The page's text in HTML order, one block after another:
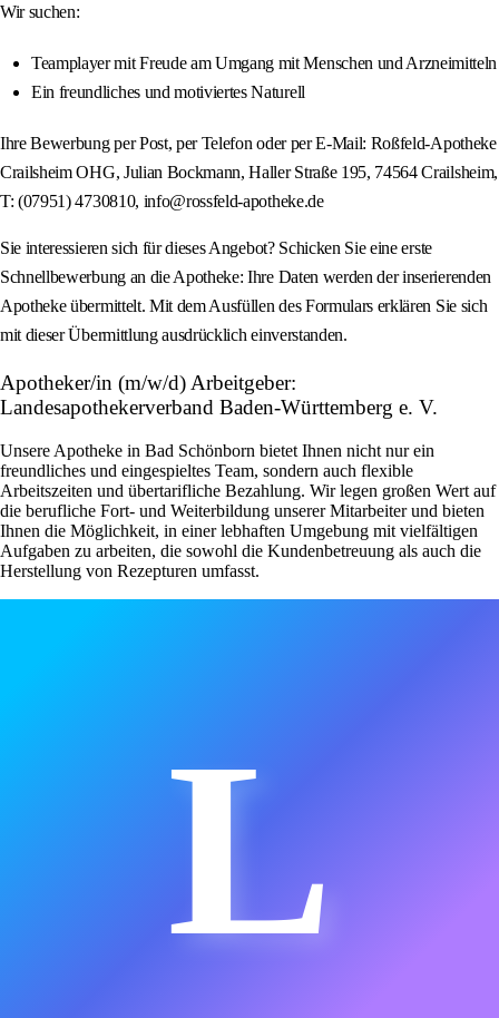
Wir suchen:
Teamplayer mit Freude am Umgang mit Menschen und Arzneimitteln
Ein freundliches und motiviertes Naturell
Ihre Bewerbung per Post, per Telefon oder per E-Mail: Roßfeld-Apotheke
Crailsheim OHG, Julian Bockmann, Haller Straße 195, 74564 Crailsheim,
T: (07951) 4730810, info@rossfeld-apotheke.de
Sie interessieren sich für dieses Angebot? Schicken Sie eine erste
Schnellbewerbung an die Apotheke: Ihre Daten werden der inserierenden
Apotheke übermittelt. Mit dem Ausfüllen des Formulars erklären Sie sich
mit dieser Übermittlung ausdrücklich einverstanden.
Apotheker/in (m/w/d) Arbeitgeber:
Landesapothekerverband Baden-Württemberg e. V.
Unsere Apotheke in Bad Schönborn bietet Ihnen nicht nur ein
freundliches und eingespieltes Team, sondern auch flexible
Arbeitszeiten und übertarifliche Bezahlung. Wir legen großen Wert auf
die berufliche Fort- und Weiterbildung unserer Mitarbeiter und bieten
Ihnen die Möglichkeit, in einer lebhaften Umgebung mit vielfältigen
Aufgaben zu arbeiten, die sowohl die Kundenbetreuung als auch die
Herstellung von Rezepturen umfasst.
L